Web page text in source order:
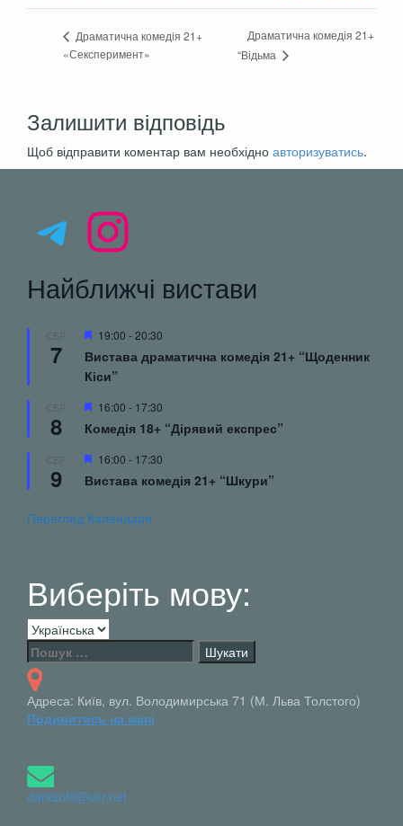
Драматична комедія 21+
«Сексперимент»
Драматична комедія 21+
“Відьма
Залишити відповідь
Щоб відправити коментар вам необхідно авторизуватись.
Telegram
Instagram
Найближчі вистави
СЕР
7
Вибрані
19:00 -20:30
Вистава драматична комедія 21+ “Щоденник
Кіси”
СЕР
8
Вибрані
16:00 - 17:30
Комедія 18+ “Дірявий експрес”
СЕР
9
Вибрані
16:00 - 17:30
Вистава комедія 21+ “Шкури”
Перегляд Календаря
Виберіть мову:
Виберіть
мову:
Пошук:
Адреса: Київ, вул. Володимирська 71 (М. Льва Толстого)
Подивитись на мапі
darksofit@ukr.net